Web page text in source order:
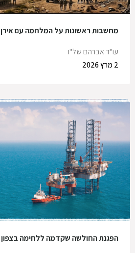
מחשבות ראשונות על המלחמה עם אירן
עו"ד אברהם של"ו
2 מרץ 2026
הפגנת החולשה שקדמה ללחימה בצפון